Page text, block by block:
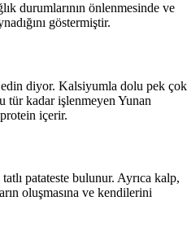
durumlarının önlenmesinde ve
göstermiştir.
edin diyor. Kalsiyumla dolu pek çok
tür kadar işlenmeyen Yunan
içerir.
patateste bulunur. Ayrıca kalp,
oluşmasına ve kendilerini